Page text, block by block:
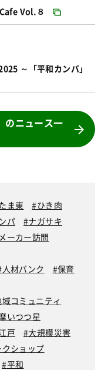
Vol.８
～「平和カンパ」
のニュース一
ま東
ひき肉
パ
ナガサキ
メーカー訪問
人材バンク
保育
コミュニティ
いつつ星
戸
大規模災害
ショップ
平和